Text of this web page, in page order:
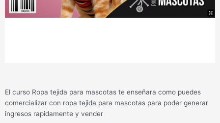
El curso Ropa tejida para mascotas te enseñara como puedes
comercializar con ropa tejida para mascotas para poder generar
ingresos rapidamente y vender